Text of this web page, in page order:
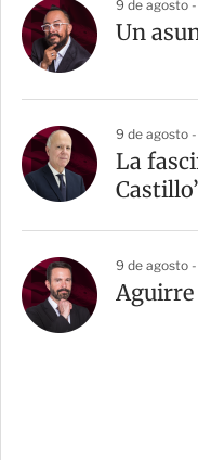
9 de agosto
Un
9 de agosto
La
9 de agosto
Aguirre